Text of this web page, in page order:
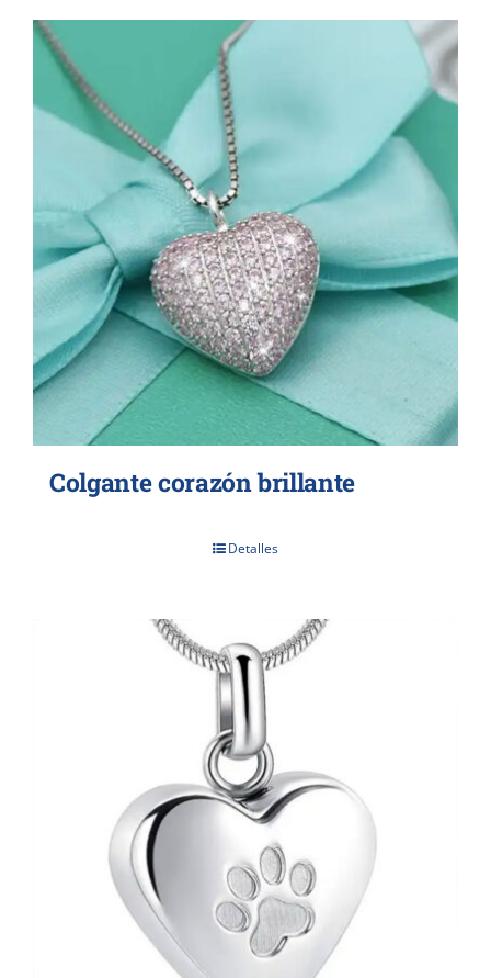
Colgante corazón brillante
Detalles